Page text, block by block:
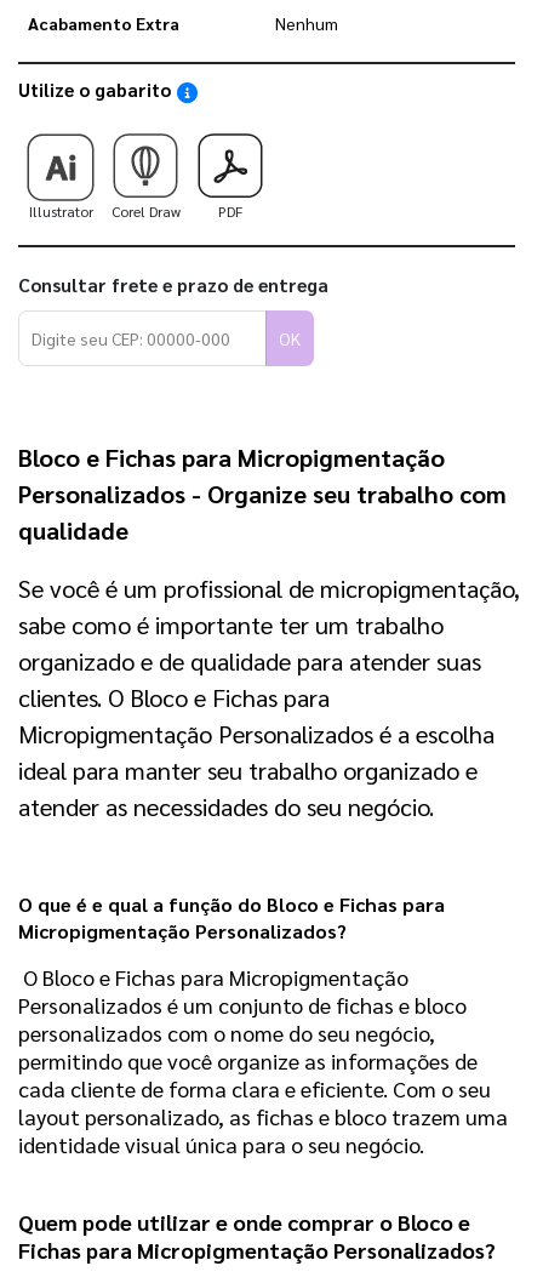
Acabamento Extra Nenhum
Utilize o gabarito Saiba como utilizar os nossos gabaritos
Illustrator Corel Draw PDF
Consultar frete e prazo de entrega
OK
Bloco e Fichas para Micropigmentação
Personalizados - Organize seu trabalho com
qualidade
Se você é um profissional de micropigmentação,
sabe como é importante ter um trabalho
organizado e de qualidade para atender suas
clientes. O Bloco e Fichas para
Micropigmentação Personalizados é a escolha
ideal para manter seu trabalho organizado e
atender as necessidades do seu negócio.
O que é e qual a função do Bloco e Fichas para
Micropigmentação Personalizados?
O Bloco e Fichas para Micropigmentação
Personalizados é um conjunto de fichas e bloco
personalizados com o nome do seu negócio,
permitindo que você organize as informações de
cada cliente de forma clara e eficiente. Com o seu
layout personalizado, as fichas e bloco trazem uma
identidade visual única para o seu negócio.
Quem pode utilizar e onde comprar o Bloco e
Fichas para Micropigmentação Personalizados?